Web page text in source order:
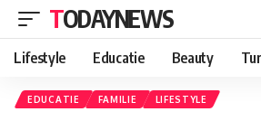
TODAYNEWS
Lifestyle Educatie Beauty
EDUCATIE FAMILIE LIFESTYLE